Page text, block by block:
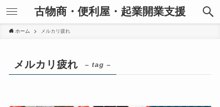
古物商・便利屋・起業開業支援
ホーム メルカリ疲れ
メルカリ疲れ – tag –